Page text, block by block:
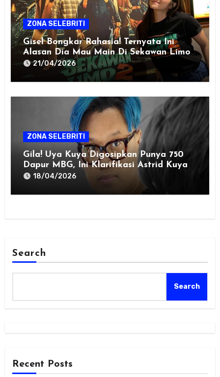
ZONA SELEBRITI
Gisel Bongkar Rahasia! Ternyata Ini
Alasan Dia Mau Main Di Sekawan Limo
2 21/04/2026
ZONA SELEBRITI
Gila! Uya Kuya Digosipkan Punya 750
Dapur MBG, Ini Klarifikasi Astrid Kuya
18/04/2026
Search
Search
Recent Posts